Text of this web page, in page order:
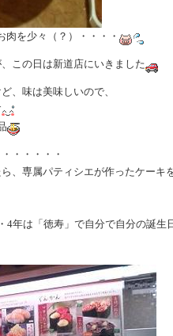
肉を少々（？）・・・・
この日は新道店にいきました
、味は美味しいので、
・・・・・
、専属パティシエが作ったケーキ
4年は「徳寿」で自分で自分の誕生